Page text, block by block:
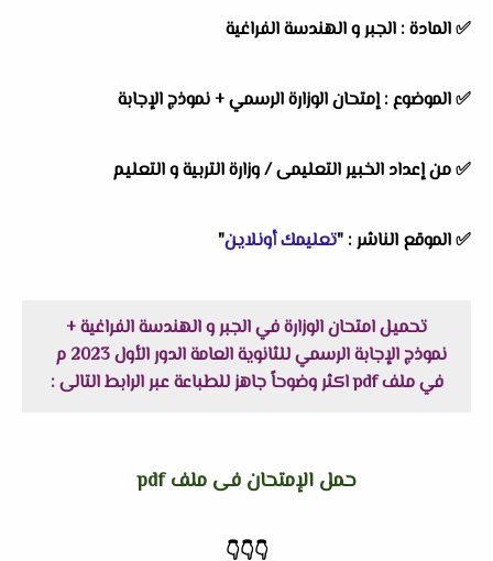
✅المادة : الجبر و الهندسة الفراغية
✅الموضوع :إمتحان الوزارة الرسمي + نموذج الإجابة
✅من إعداد الخبير التعليمى /وزارة التربية و التعليم
✅الموقع الناشر : "تعليمك أونلاين"
تحميل امتحان الوزارة في الجبر و الهندسة الفراغية +
نموذج الإجابة الرسمي للثانوية العامة الدور الأول 2023 م
في ملف pdf اكثر وضوحاً جاهز للطباعة عبر الرابط التالى :
حمل الإمتحان فى ملف pdf
👇
👇
👇